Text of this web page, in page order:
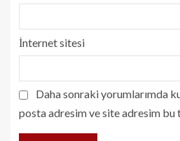
İnternet sitesi
Daha sonraki yorumlarımda
posta adresim ve site adresim bu